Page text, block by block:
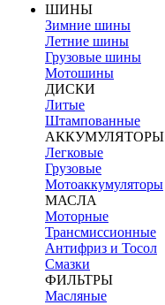
ШИНЫ
Зимние шины
Летние шины
Грузовые шины
Мотошины
ДИСКИ
Литые
Штампованные
АККУМУЛЯТОРЫ
Легковые
Грузовые
Мотоаккумуляторы
МАСЛА
Моторные
Трансмиссионные
Антифриз и Тосол
Смазки
ФИЛЬТРЫ
Масляные